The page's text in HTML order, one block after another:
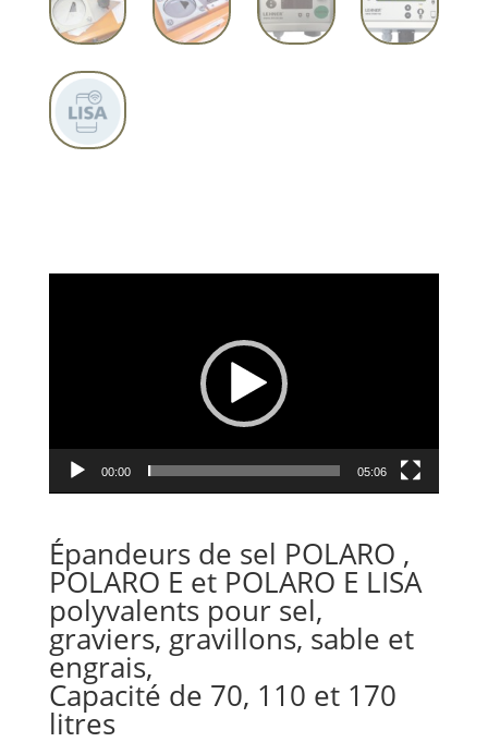
00:00 05:06
Épandeurs de sel POLARO ,
POLARO E et POLARO E LISA
polyvalents pour sel,
graviers, gravillons, sable et
engrais,
Capacité de 70, 110 et 170
litres